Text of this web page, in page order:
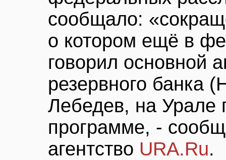
сообщало:
о котором ещё в
говорил основной
резервного банка
Лебедев, на Урале
программе, -
агентство URA.Ru.